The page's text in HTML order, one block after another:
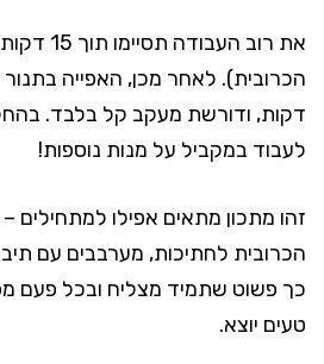
את רוב
דקות, ודורשת מעקב קל בלבד.
לעבוד במקביל על מנות נוספות!
זהו מתכון מתאים אפילו למתחילים
הכרובית לחתיכות, מערבבים עם
כך פשוט שתמיד מצליח ובכל פעם
טעים יוצא.